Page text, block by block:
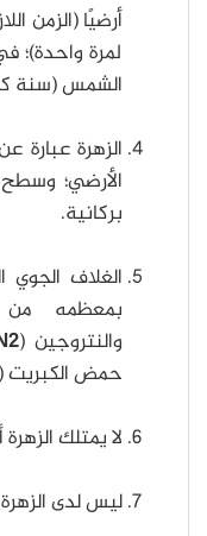
أرضيًا (الزمن
لمرة واحدة)؛
الشمس (سنة كوكب
الزهرة
الأرضي؛
بركانية.
الغلاف
بمعظمه من
والنتروجين (
حمض الكبريت
لا يمتلك الزهرة
ليس لدى